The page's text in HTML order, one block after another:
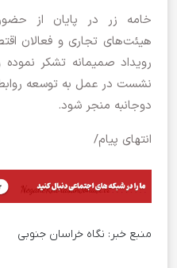
خامه زر در پایان از
هیئت‌های تجاری و فعالان
رویداد صمیمانه تشکر نموده
نشست در عمل به توسعه
دوجانبه منجر شود.
انتهای پیام/
منبع خبر: نگاه خراسان جنوبی